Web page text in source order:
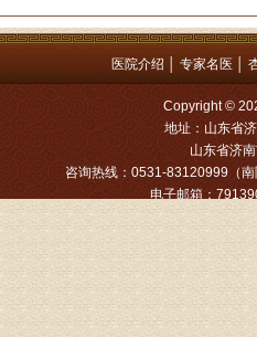
是：
姓名：
病情描
专家回
姓名：
病情描
专家回
姓名：
医院介绍 专家名医
Copyright ©
地址：山东省
山东省济南
咨询热线：0531-83120999（
电子邮箱：